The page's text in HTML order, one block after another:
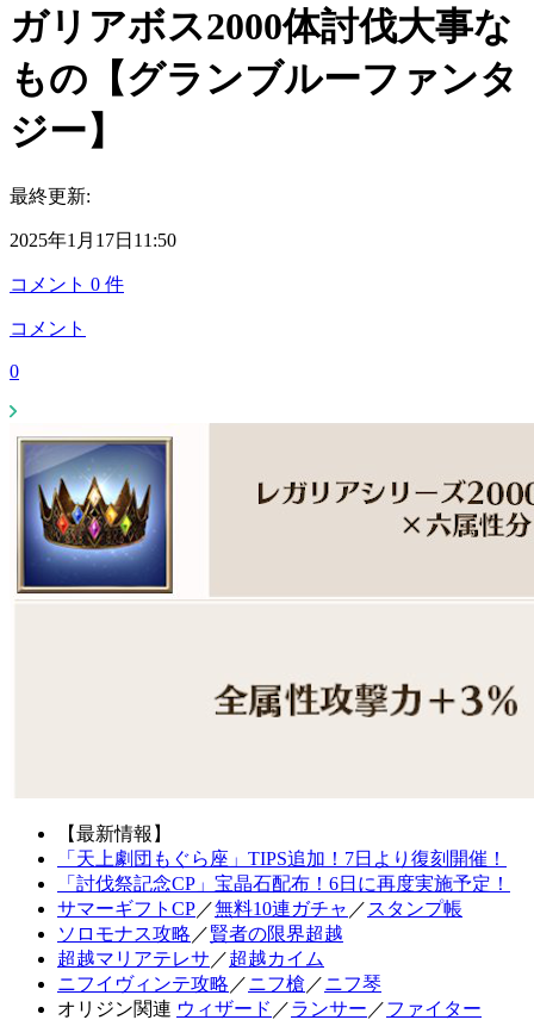
ガリアボス2000体討伐大事な
もの【グランブルーファンタ
ジー】
最終更新:
2025年1月17日11:50
コメント 0 件
コメント
0
【最新情報】
「天上劇団もぐら座」TIPS追加！7日より復刻開催！
「討伐祭記念CP」宝晶石配布！6日に再度実施予定！
サマーギフトCP／無料10連ガチャ ／ スタンプ帳
ソロモナス攻略 ／賢者の限界超越
超越マリアテレサ ／超越カイム
ニフイヴィンテ攻略 ／ニフ槍 ／ニフ琴
オリジン関連 ウィザード ／ランサー ／ファイター